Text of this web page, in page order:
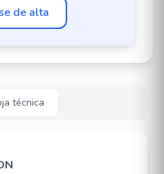
de alta
técnica